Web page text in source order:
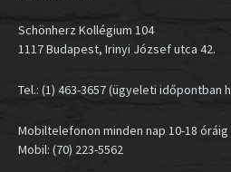
Schönherz Kollégium 104
1117 Budapest, Irinyi József utca 42.
Tel.: (1) 463-3657 (ügyeleti időpontban
Mobiltelefonon minden nap 10-18
Mobil: (70) 223-5562